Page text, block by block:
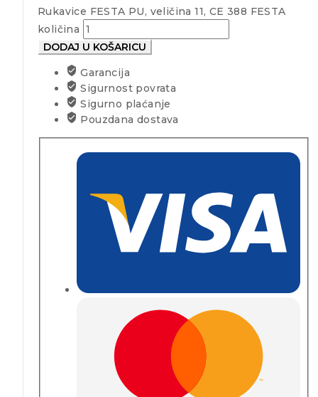
Rukavice FESTA PU, veličina 11, CE 388 FESTA
količina
DODAJ U KOŠARICU
Garancija
Sigurnost povrata
Sigurno plaćanje
Pouzdana dostava